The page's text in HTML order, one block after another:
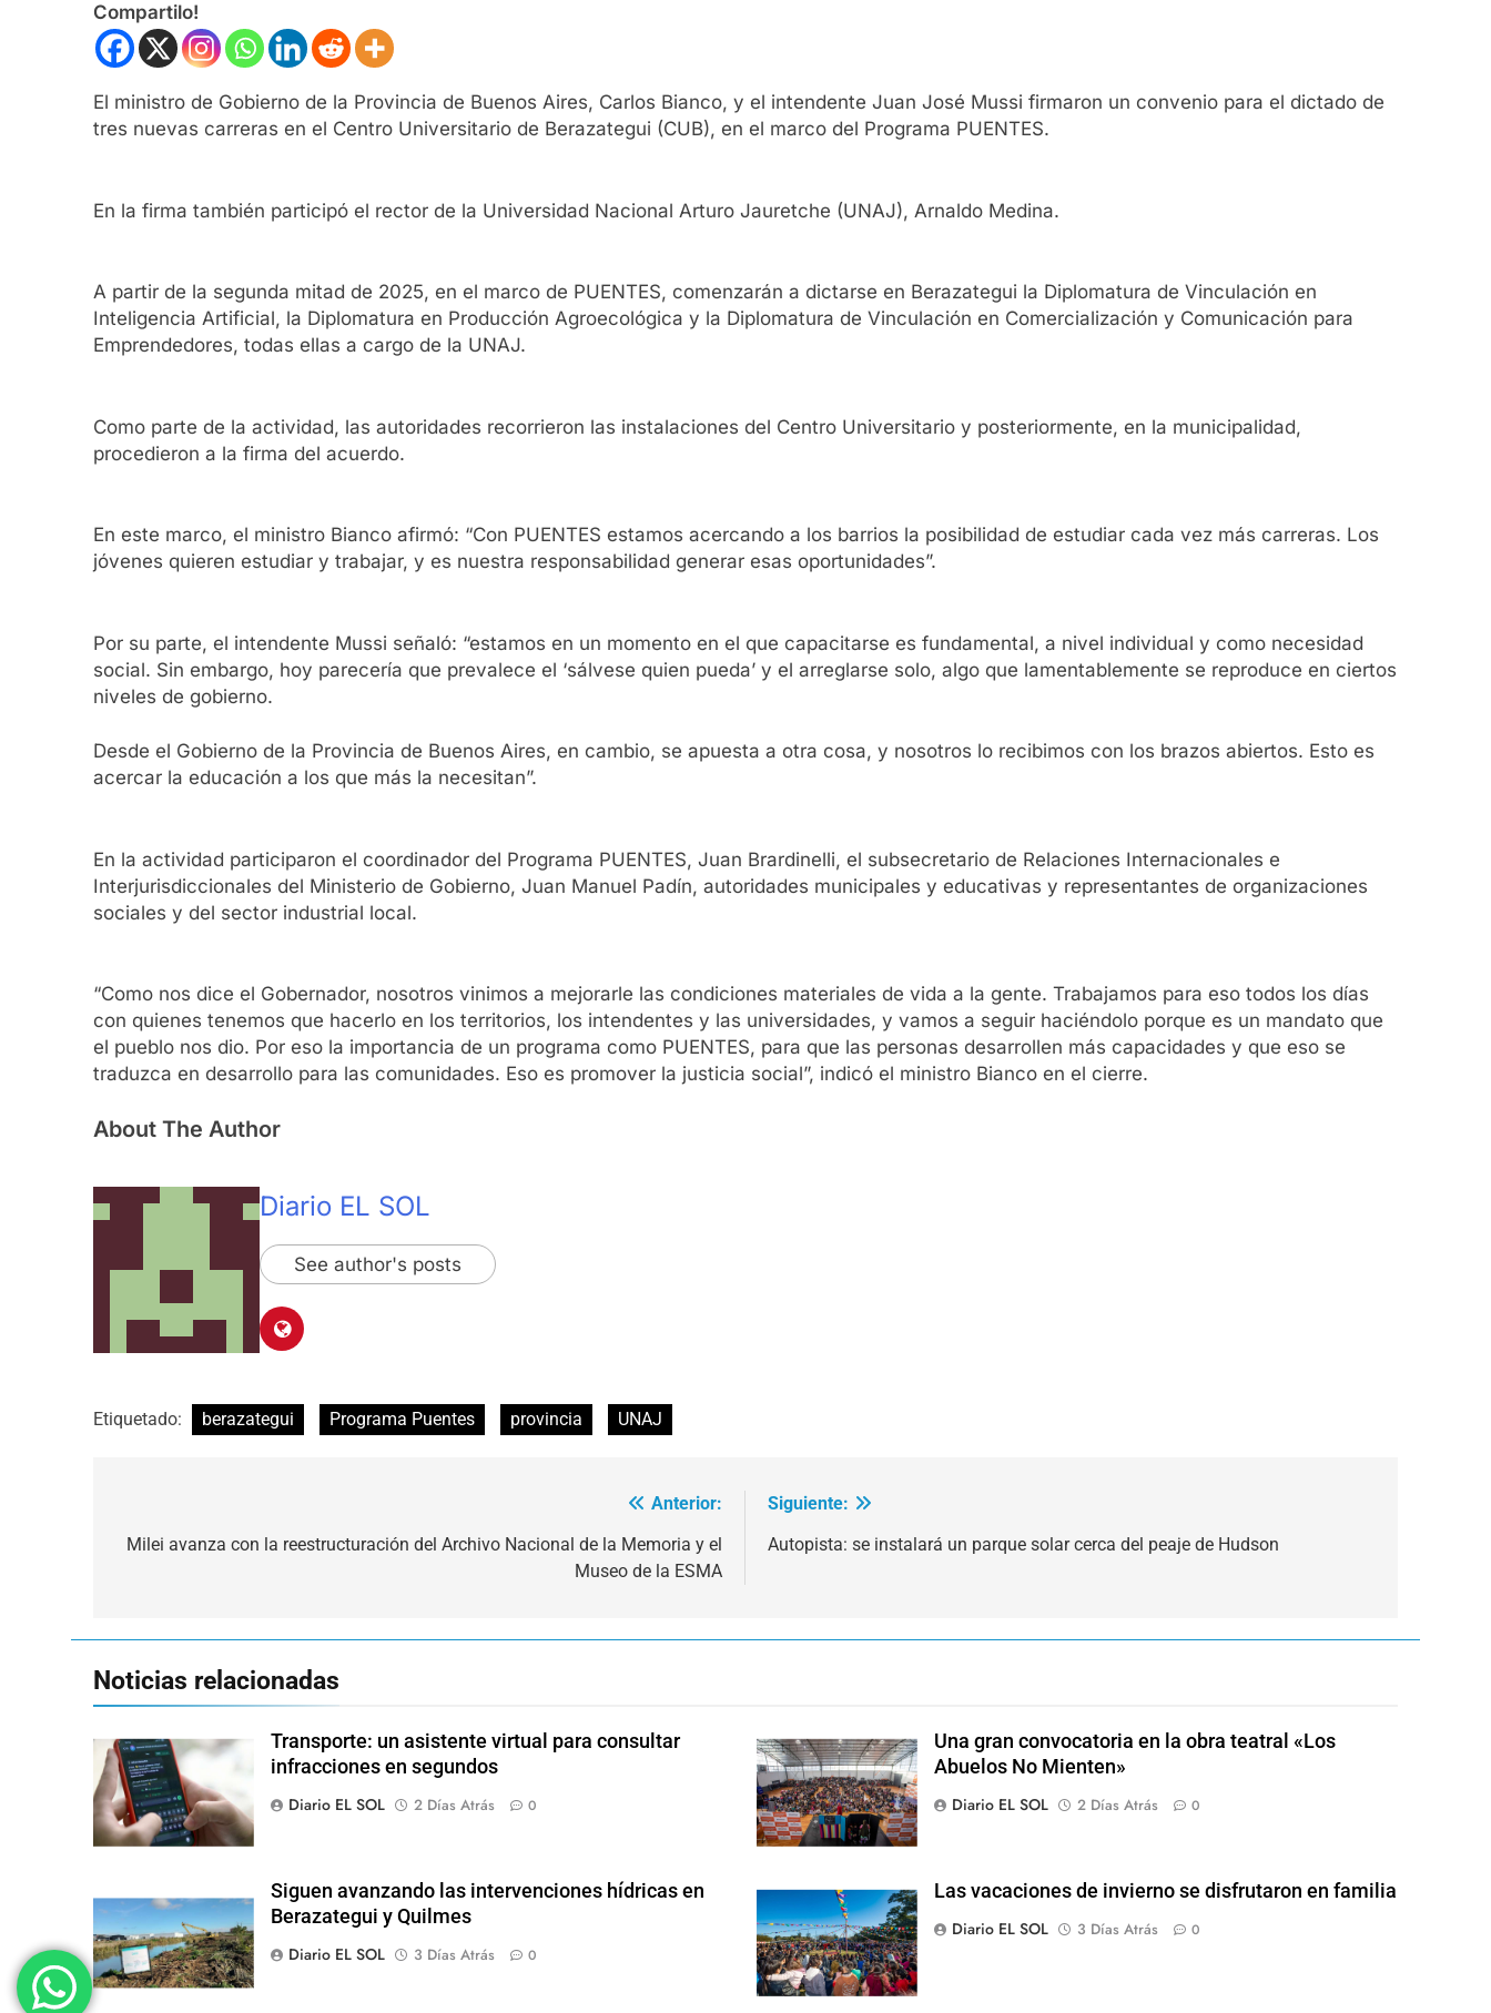
Compartilo!
El ministro de Gobierno de la Provincia de Buenos Aires, Carlos Bianco, y el intendente Juan José Mussi firmaron un convenio para el dictado de
tres nuevas carreras en el Centro Universitario de Berazategui (CUB), en el marco del Programa PUENTES.
En la firma también participó el rector de la Universidad Nacional Arturo Jauretche (UNAJ), Arnaldo Medina.
A partir de la segunda mitad de 2025, en el marco de PUENTES, comenzarán a dictarse en Berazategui la Diplomatura de Vinculación en
Inteligencia Artificial, la Diplomatura en Producción Agroecológica y la Diplomatura de Vinculación en Comercialización y Comunicación para
Emprendedores, todas ellas a cargo de la UNAJ.
Como parte de la actividad, las autoridades recorrieron las instalaciones del Centro Universitario y posteriormente, en la municipalidad,
procedieron a la firma del acuerdo.
En este marco, el ministro Bianco afirmó: “Con PUENTES estamos acercando a los barrios la posibilidad de estudiar cada vez más carreras. Los
jóvenes quieren estudiar y trabajar, y es nuestra responsabilidad generar esas oportunidades”.
Por su parte, el intendente Mussi señaló: “estamos en un momento en el que capacitarse es fundamental, a nivel individual y como necesidad
social. Sin embargo, hoy parecería que prevalece el ‘sálvese quien pueda’ y el arreglarse solo, algo que lamentablemente se reproduce en ciertos
niveles de gobierno.
Desde el Gobierno de la Provincia de Buenos Aires, en cambio, se apuesta a otra cosa, y nosotros lo recibimos con los brazos abiertos. Esto es
acercar la educación a los que más la necesitan”.
En la actividad participaron el coordinador del Programa PUENTES, Juan Brardinelli, el subsecretario de Relaciones Internacionales e
Interjurisdiccionales del Ministerio de Gobierno, Juan Manuel Padín, autoridades municipales y educativas y representantes de organizaciones
sociales y del sector industrial local.
“Como nos dice el Gobernador, nosotros vinimos a mejorarle las condiciones materiales de vida a la gente. Trabajamos para eso todos los días
con quienes tenemos que hacerlo en los territorios, los intendentes y las universidades, y vamos a seguir haciéndolo porque es un mandato que
el pueblo nos dio. Por eso la importancia de un programa como PUENTES, para que las personas desarrollen más capacidades y que eso se
traduzca en desarrollo para las comunidades. Eso es promover la justicia social”, indicó el ministro Bianco en el cierre.
About The Author
Diario EL SOL
See author's posts
Etiquetado: berazategui Programa Puentes provincia UNAJ
de
Anterior:
Milei avanza con la reestructuración del Archivo Nacional de la Memoria y el
Museo de la ESMA
Siguiente:
Autopista: se instalará un parque solar cerca del peaje de Hudson
Noticias relacionadas
Transporte: un asistente virtual para consultar
infracciones en segundos
Diario EL SOL
2 Días Atrás 0
Una gran convocatoria en la obra teatral «Los
Abuelos No Mienten»
Diario EL SOL
2 Días Atrás 0
Siguen avanzando las intervenciones hídricas en
Berazategui y Quilmes
Diario EL SOL
3 Días Atrás 0
Las vacaciones de invierno se disfrutaron en familia
Diario EL SOL
3 Días Atrás 0